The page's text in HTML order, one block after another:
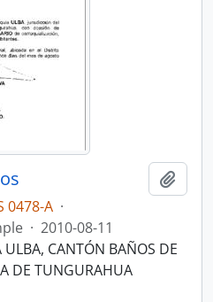
0478-A ·
· 2010-08-11
ULBA, CANTÓN BAÑOS DE
DE TUNGURAHUA